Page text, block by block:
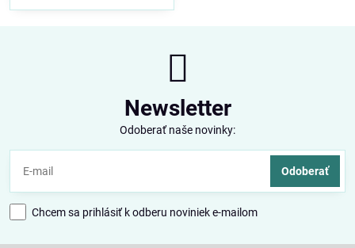
Newsletter
Odoberať naše novinky:
Odoberať
Chcem sa prihlásiť k odberu noviniek e-mailom